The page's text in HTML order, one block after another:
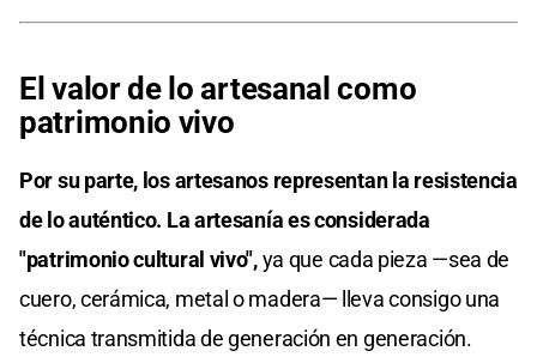
El valor de lo artesanal como
patrimonio vivo
Por su parte, los artesanos representan la resistencia
de lo auténtico. La artesanía es considerada
"patrimonio cultural vivo",ya que cada pieza —sea de
cuero, cerámica, metal o madera— lleva consigo una
técnica transmitida de generación en generación.